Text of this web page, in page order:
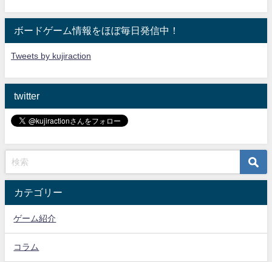
ボードゲーム情報をほぼ毎日発信中！
Tweets by kujiraction
twitter
カテゴリー
ゲーム紹介
コラム